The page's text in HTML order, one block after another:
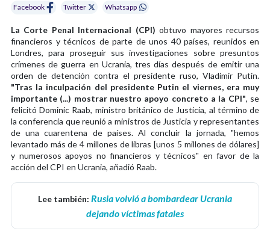
Facebook
Twitter Whatsapp
La Corte Penal Internacional (CPI) obtuvo mayores recursos
financieros y técnicos de parte de unos 40 países, reunidos en
Londres, para proseguir sus investigaciones sobre presuntos
crímenes de guerra en Ucrania, tres días después de emitir una
orden de detención contra el presidente ruso, Vladimir Putin.
"Tras la inculpación del presidente Putin el viernes, era muy
importante (...) mostrar nuestro apoyo concreto a la CPI", se
felicitó Dominic Raab, ministro británico de Justicia, al término de
la conferencia que reunió a ministros de Justicia y representantes
de una cuarentena de países. Al concluir la jornada, "hemos
levantado más de 4 millones de libras [unos 5 millones de dólares]
y numerosos apoyos no financieros y técnicos" en favor de la
acción del CPI en Ucrania, añadió Raab.
Lee también: Rusia volvió a bombardear Ucrania
dejando víctimas fatales